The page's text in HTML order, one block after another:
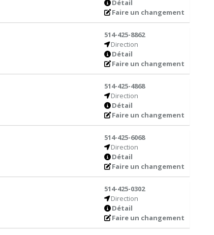
Détail
Faire un changement
514-425-8862
Direction
Détail
Faire un changement
514-425-4868
Direction
Détail
Faire un changement
514-425-6068
Direction
Détail
Faire un changement
514-425-0302
Direction
Détail
Faire un changement